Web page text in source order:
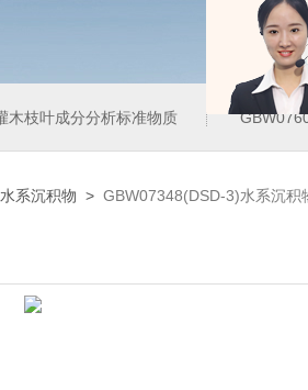
木枝叶成分分析标准物质
水系沉积物 > GBW07348(DSD-3)水系沉积